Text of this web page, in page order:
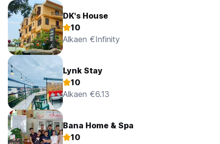
DK's House
10
Alkaen €Infinity
Lynk Stay
10
Alkaen €6.13
Bana Home & Spa
10